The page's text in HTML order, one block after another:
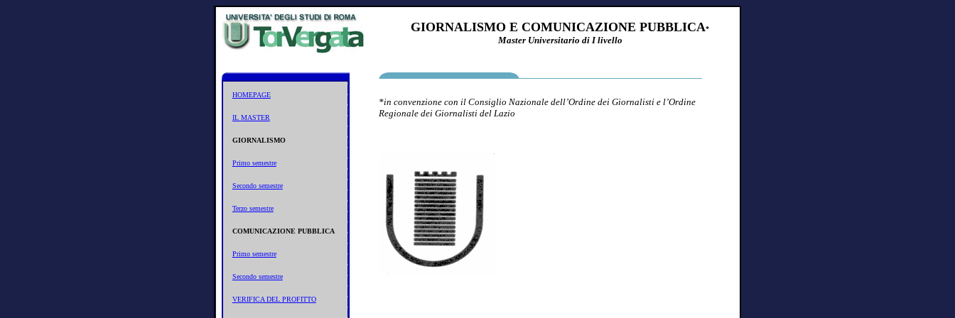
GIORNALISMO E COMUNICAZIONE PUBBLICA*
Master Universitario di Ilivello
HOMEPAGE
IL MASTER
GIORNALISMO
Primo semestre
Secondo semestre
Terzo semestre
COMUNICAZIONE PUBBLICA
Primo semestre
Secondo semestre
VERIFICA DEL PROFITTO
*in convenzione con il Consiglio Nazionale dell’Ordine dei Giornalisti e l’Ordine
Regionale dei Giornalisti del Lazio